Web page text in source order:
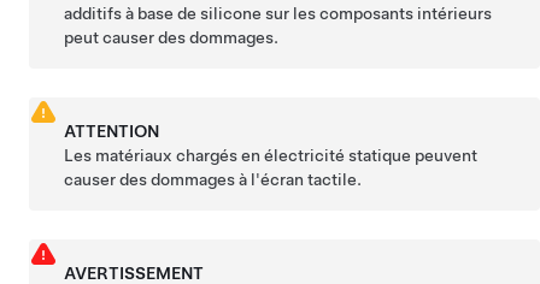
additifs à base de silicone sur les composants intérieurs
peut causer des dommages.
ATTENTION
Les matériaux chargés en électricité statique peuvent
causer des dommages à l'écran tactile.
AVERTISSEMENT